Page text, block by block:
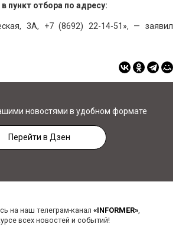
пункт отбора по адресу:
3А, +7 (8692) 22-14-51», — заявил
новостями в удобном формате
Перейти в Дзен
на наш телеграм-канал «INFORMER»,
всех новостей и событий!